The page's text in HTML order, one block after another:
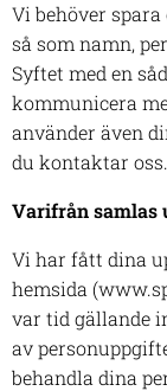
Vi behöver
så som namn,
Syftet med en
kommunicera
använder även
du kontaktar oss.
Varifrån samlas
Vi har fått dina
hemsida
var tid gällande
av
behandla dina